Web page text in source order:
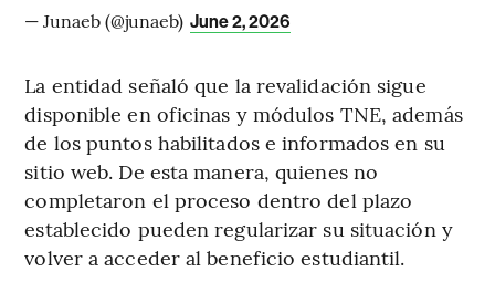
— Junaeb (@junaeb) June 2, 2026
La entidad señaló que la revalidación sigue
disponible en oficinas y módulos TNE, además
de los puntos habilitados e informados en su
sitio web. De esta manera, quienes no
completaron el proceso dentro del plazo
establecido pueden regularizar su situación y
volver a acceder al beneficio estudiantil.